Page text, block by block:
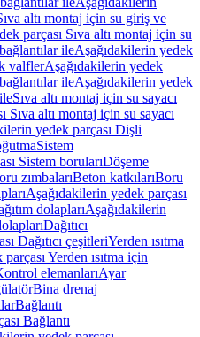
altı montaj için su giriş ve
parçası Sıva altı montaj için su
ileAşağıdakilerin yedek
valflerAşağıdakilerin yedek
ileAşağıdakilerin yedek
Sıva altı montaj için su sayacı
Sıva altı montaj için su sayacı
yedek parçası Dişli
Sistem
Sistem borularıDöşeme
zımbalarıBeton katkılarıBoru
Aşağıdakilerin yedek parçası
dolaplarıAşağıdakilerin
Dağıtıcı
Dağıtıcı çeşitleriYerden ısıtma
Yerden ısıtma için
elemanlarıAyar
Bina drenaj
Bağlantı
Bağlantı